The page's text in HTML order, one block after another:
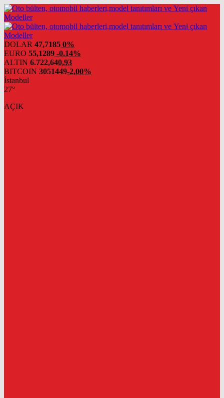
DOLAR 47,7185 0%
EURO 55,1289 -0.14%
ALTIN 6.722,640,93
BITCOIN 3051449-2,00%
İstanbul
27°
AÇIK